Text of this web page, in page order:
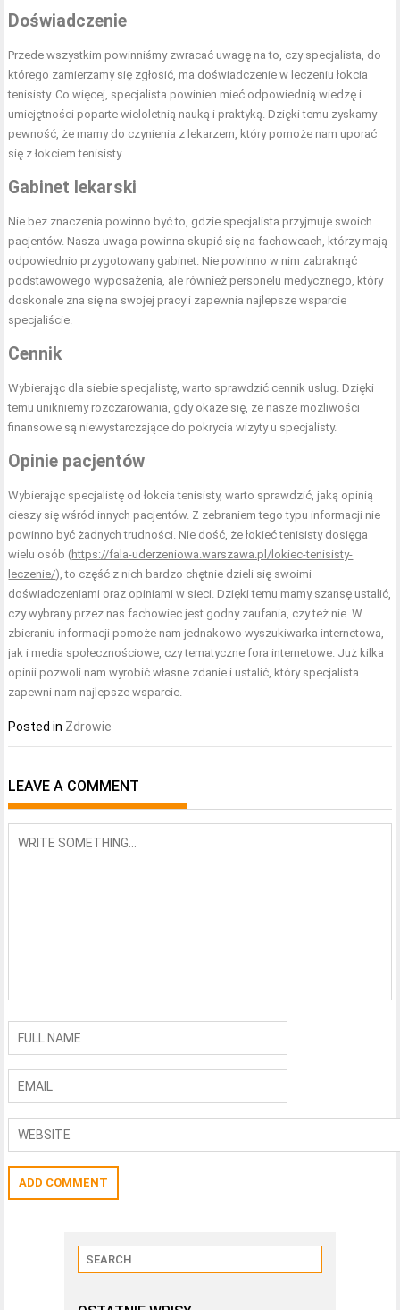
Doświadczenie
Przede wszystkim powinniśmy zwracać uwagę na to, czy specjalista, do
którego zamierzamy się zgłosić, ma doświadczenie w leczeniu łokcia
tenisisty. Co więcej, specjalista powinien mieć odpowiednią wiedzę i
umiejętności poparte wieloletnią nauką i praktyką. Dzięki temu zyskamy
pewność, że mamy do czynienia z lekarzem, który pomoże nam uporać
się z łokciem tenisisty.
Gabinet lekarski
Nie bez znaczenia powinno być to, gdzie specjalista przyjmuje swoich
pacjentów. Nasza uwaga powinna skupić się na fachowcach, którzy mają
odpowiednio przygotowany gabinet. Nie powinno w nim zabraknąć
podstawowego wyposażenia, ale również personelu medycznego, który
doskonale zna się na swojej pracy i zapewnia najlepsze wsparcie
specjaliście.
Cennik
Wybierając dla siebie specjalistę, warto sprawdzić cennik usług. Dzięki
temu unikniemy rozczarowania, gdy okaże się, że nasze możliwości
finansowe są niewystarczające do pokrycia wizyty u specjalisty.
Opinie pacjentów
Wybierając specjalistę od łokcia tenisisty, warto sprawdzić, jaką opinią
cieszy się wśród innych pacjentów. Z zebraniem tego typu informacji nie
powinno być żadnych trudności. Nie dość, że łokieć tenisisty dosięga
wielu osób (https://fala-uderzeniowa.warszawa.pl/lokiec-tenisisty-
leczenie/), to część z nich bardzo chętnie dzieli się swoimi
doświadczeniami oraz opiniami w sieci. Dzięki temu mamy szansę ustalić,
czy wybrany przez nas fachowiec jest godny zaufania, czy też nie. W
zbieraniu informacji pomoże nam jednakowo wyszukiwarka internetowa,
jak i media społecznościowe, czy tematyczne fora internetowe. Już kilka
opinii pozwoli nam wyrobić własne zdanie i ustalić, który specjalista
zapewni nam najlepsze wsparcie.
Posted in Zdrowie
LEAVE A COMMENT